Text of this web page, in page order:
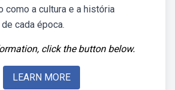
como a cultura e a história
cada época.
click the button below.
LEARN MORE